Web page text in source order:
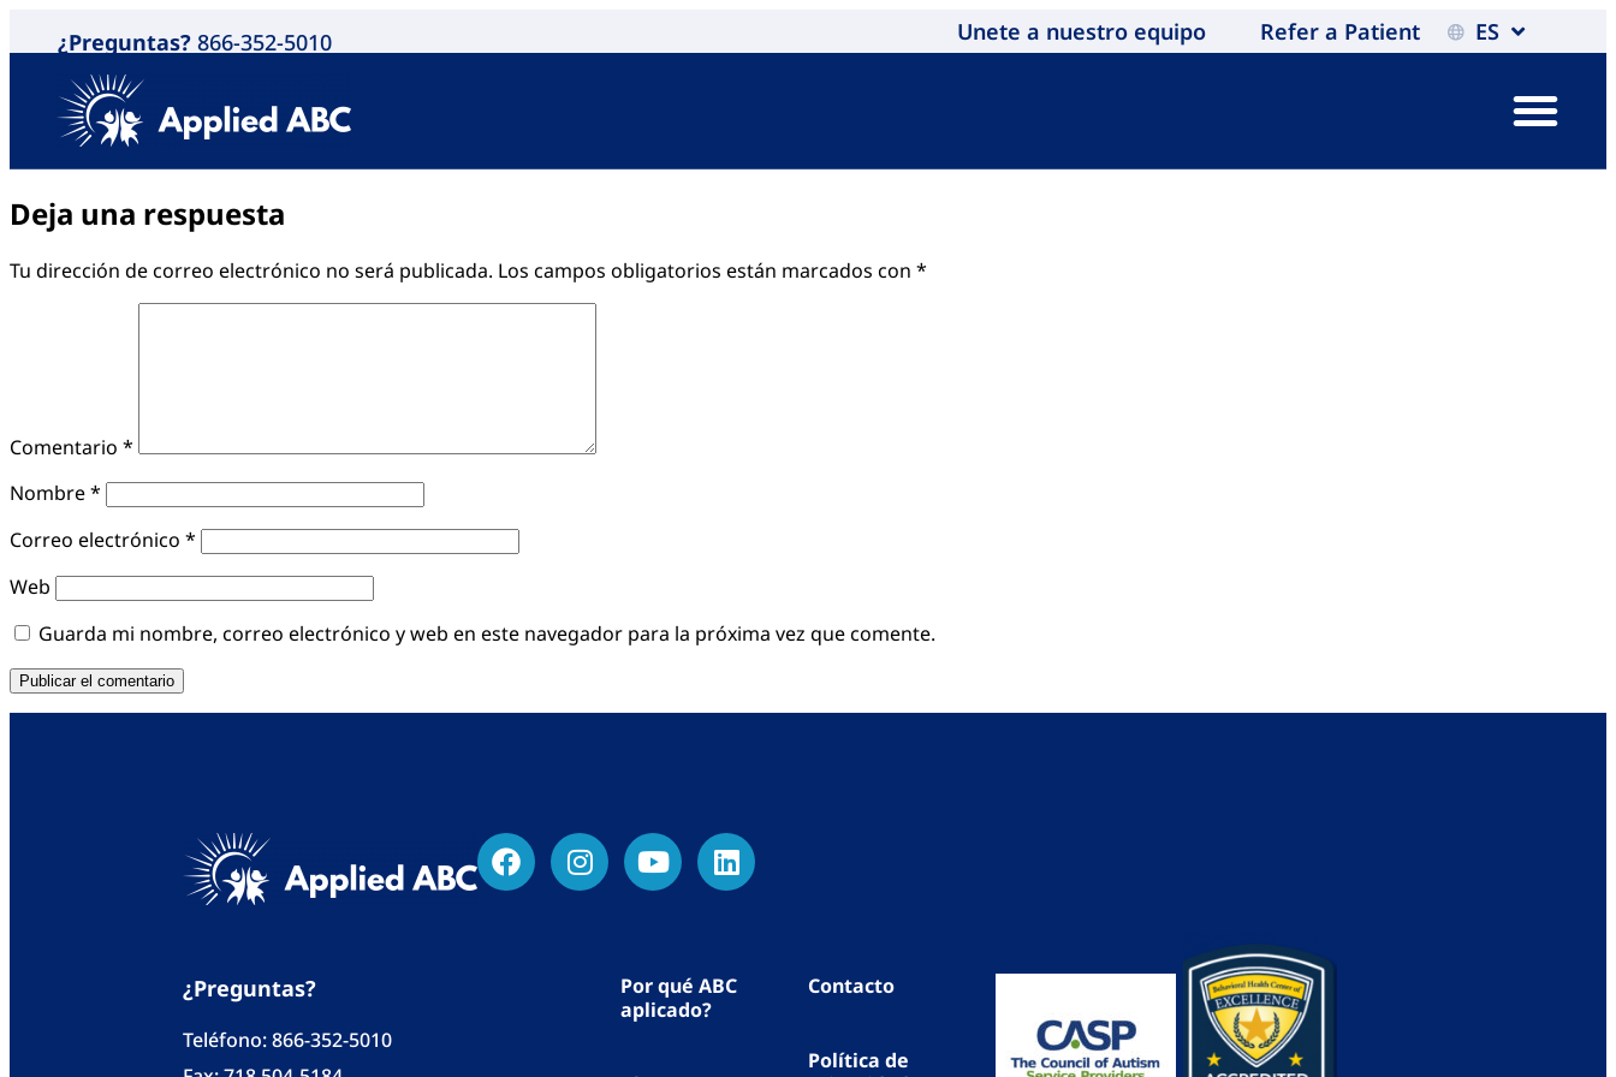
¿Preguntas? 866-352-5010 Unete a nuestro equipo Refer a Patient ES
Deja una respuesta
Tu dirección de correo electrónico no será publicada. Los campos obligatorios están marcados con *
Comentario *
Nombre*
Correo electrónico *
Web
Guarda mi nombre, correo electrónico y web en este navegador para la próxima vez que comente.
¿Preguntas?
Teléfono:866-352-5010
Por qué ABC
aplicado?
Contacto
Política de